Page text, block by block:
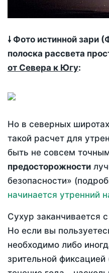
🠗 Фото истинной зари
полоска рассвета
от Севера к Югу:
Но в северных
такой расчет для
быть не совсем
предосторожности
безопасности»
начинается утренний
Сухур заканчивается
Но если вы
необходимо либо
зрительной фиксацией